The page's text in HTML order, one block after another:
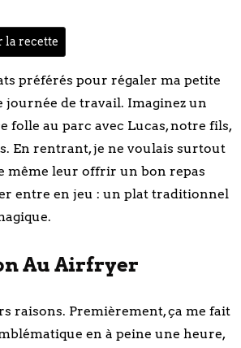
recette
préférés pour régaler ma petite
journée de travail. Imaginez un
folle au parc avec Lucas, notre fils,
En rentrant, je ne voulais surtout
même leur offrir un bon repas
entre en jeu : un plat traditionnel
Au Airfryer
raisons. Premièrement, ça me fait
en à peine une heure,